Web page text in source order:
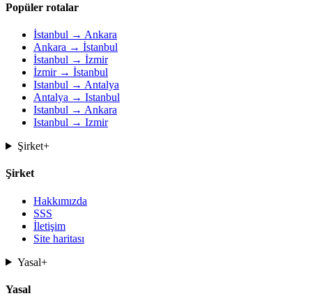
Popüler rotalar
İstanbul → Ankara
Ankara → İstanbul
İstanbul → İzmir
İzmir → İstanbul
Istanbul → Antalya
Antalya → Istanbul
Istanbul → Ankara
Istanbul → Izmir
Şirket+
Şirket
Hakkımızda
SSS
İletişim
Site haritası
Yasal+
Yasal